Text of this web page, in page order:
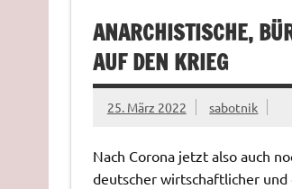
ANARCHISTISCHE,
AUF DEN KRIEG
25. März 2022 sabotnik
Nach Corona jetzt also auch
deutscher wirtschaftlicher